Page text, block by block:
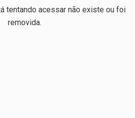
tentando acessar não existe ou foi
removida.